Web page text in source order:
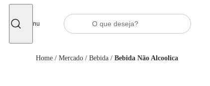
Menu
Home / Mercado / Bebida / Bebida Não Alcoolica